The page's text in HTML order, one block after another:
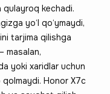
kechadi.
yo‘l qo‘ymaydi,
tarjima qilishga
masalan,
yoki xaridlar uchun
Honor X7c